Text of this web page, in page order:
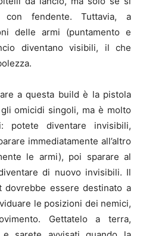
con fendente. Tuttavia, a
delle armi (puntamento e
diventano visibili, il che
a questa build è la pistola
omicidi singoli, ma è molto
potete diventare invisibili,
immediatamente all’altro
le armi), poi sparare al
di nuovo invisibili. Il
essere destinato a
le posizioni dei nemici,
Gettatelo a terra,